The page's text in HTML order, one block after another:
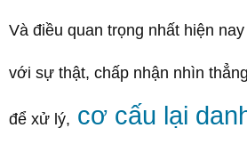
Và điều quan trọng nhất hiện
với sự thật, chấp nhận nhìn
để xử lý, cơ cấu lại